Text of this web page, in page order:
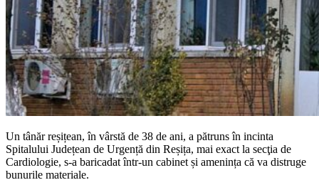
Un tânăr reșițean, în vârstă de 38 de ani, a pătruns în incinta
Spitalului Județean de Urgență din Reșița, mai exact la secţia de
Cardiologie, s-a baricadat într-un cabinet și amenința că va distruge
bunurile materiale.